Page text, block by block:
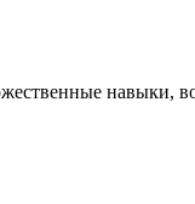
навыки,